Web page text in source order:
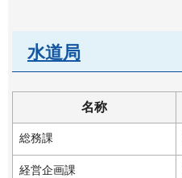
水道局
名称
総務課
経営企画課